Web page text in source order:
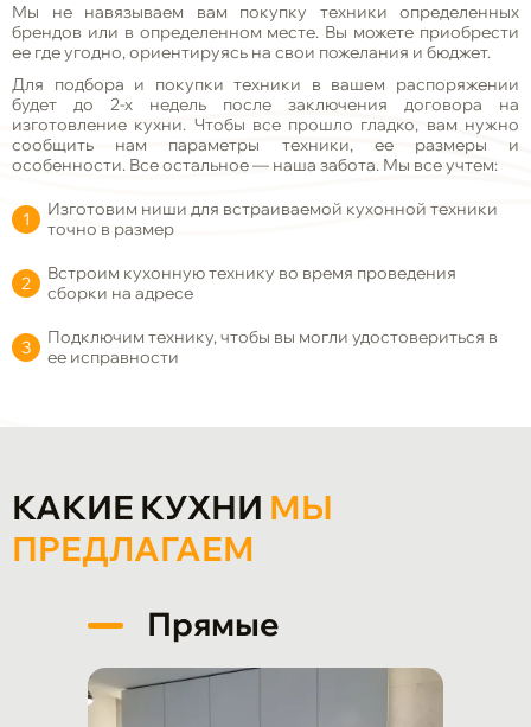
Мы не навязываем вам покупку техники определенных
брендов или в определенном месте. Вы можете приобрести
ее где угодно, ориентируясь на свои пожелания и бюджет.
Для подбора и покупки техники в вашем распоряжении
будет до 2-х недель после заключения договора на
изготовление кухни. Чтобы все прошло гладко, вам нужно
сообщить нам параметры техники, ее размеры и
особенности. Все остальное— наша забота. Мы все учтем:
Изготовим ниши для встраиваемой кухонной техники
точно в размер
Встроим кухонную технику во время проведения
сборки на адресе
Подключим технику, чтобы вы могли удостовериться в
ее исправности
КАКИЕ КУХНИ МЫ
ПРЕДЛАГАЕМ
Прямые